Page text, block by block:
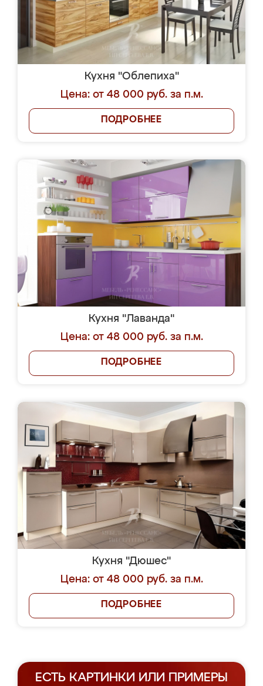
Кухня "Облепиха"
Цена: от 48 000 руб. за п.м.
ПОДРОБНЕЕ
Кухня "Лаванда"
Цена: от 48 000 руб. за п.м.
ПОДРОБНЕЕ
Кухня "Дюшес"
Цена: от 48 000 руб. за п.м.
ПОДРОБНЕЕ
ЕСТЬ КАРТИНКИ ИЛИ ПРИМЕРЫ